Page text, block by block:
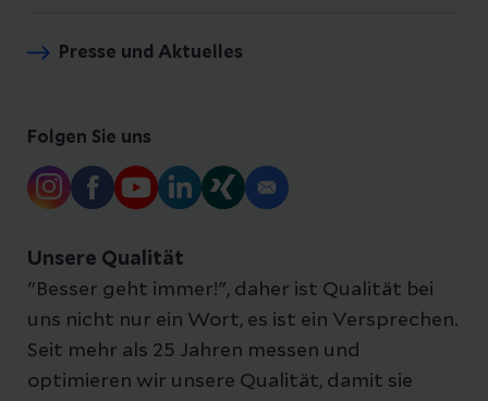
Presse und Aktuelles
Folgen Sie uns
Unsere Qualität
"Besser geht immer!", daher ist Qualität bei
uns nicht nur ein Wort, es ist ein Versprechen.
Seit mehr als 25 Jahren messen und
optimieren wir unsere Qualität, damit sie